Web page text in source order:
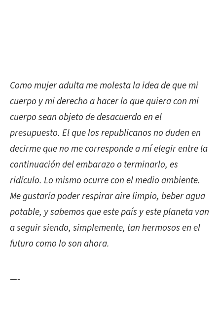
Comomujer adulta me molesta la idea de que mi
cuerpo y mi derecho a hacer lo que quiera con mi
cuerpo sean objeto de desacuerdo en el
presupuesto. El que los republicanos no duden en
decirme que no me corresponde a mí elegir entre la
continuación del embarazo o terminarlo, es
ridículo. Lo mismo ocurre con el medio ambiente.
Me gustaría poder respirar aire limpio, beber agua
potable, y sabemos que este país y este planeta van
a seguir siendo, simplemente, tan hermosos en el
futuro como lo son ahora.
—-